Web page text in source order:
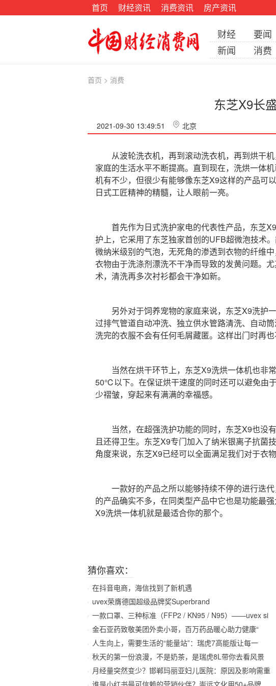
首页 财经资讯 消费资讯 房产资讯
财经 要闻
新闻
消费
首页 > 消费
东芝X9长
2021-09-30 13:49:51 北京
从波轮洗衣机，再到滚动洗衣机，再到烘干机
家庭的生活水平不断提高。直到现在，洗烘一体
机有不少，但很少有能够像东芝X9这样的产品可
日式工匠精神的精髓，让人眼前一亮。
首先作为日式洗护家电的代表性产品，东芝X9
护上，它采用了东芝独家首创的UFB超微泡技术
微纳米级别的气泡，无死角的渗透到衣物的纤维
衣物由于洗涤剂漂洗不干净而导致的发黄问题。
术，清洗再多次衬衫都会干净如新。
另外对于饲养宠物的家庭来说，东芝X9洗护一
过排气管道自动冲洗、独立供水管路清洗、自动
洗完的衣服不会有任何毛屑藏匿。这样出门时再
当然在烘干环节上，东芝X9洗烘一体机也非常
50℃以下。在保证烘干速度的同时还可以避免由
少褶皱，穿起来有满满的幸福感。
当然，在超强洗护功能的同时，东芝X9也没有
且还得卫生。东芝X9专门加入了纳米银离子抗菌
角度来说，东芝X9已经可以全面满足我们对于衣
一款好的产品之所以能够持续不停的进行迭代
的产品确实不多，在同类型产品中它也是功能最
X9洗烘一体机就是最适合你的那个。
猜你喜欢：
在抖音电商，海信找到了新机遇
uvex荣膺德国超级品牌奖Superbrand
一款口罩、三种标准（FFP2 / KN95 / N95）——uvex si
金石亚药致敬美团外卖小哥，百万药品暖心助力健康“
人生向上，需要生活的“能量站”：瑞虎7高能版让每一
秋天的第一份浪漫，不是奶茶，是瑞虎8L带你去看风景
月经量突然变少？邯郸玛丽亚妇儿医院：原因及影响需重
谁是小红书最可信赖的营销伙伴？崇远文化用50+品牌